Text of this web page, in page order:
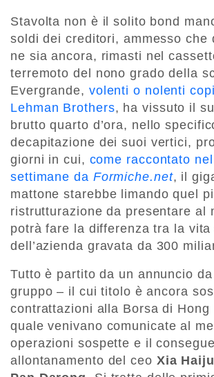
Stavolta non è il solito bond
soldi dei creditori, ammesso che
ne sia ancora, rimasti nel
terremoto del nono grado della
Evergrande, volenti o nolenti
Lehman Brothers, ha vissuto il
brutto quarto d’ora, nello
decapitazione dei suoi vertici,
giorni in cui, come raccontato
settimane da Formiche.net, il
mattone starebbe limando quel
ristrutturazione da presentare al
potrà fare la differenza tra la vita
dell’azienda gravata da 300
Tutto è partito da un annuncio da
gruppo – il cui titolo è ancora
contrattazioni alla Borsa di Hong
quale venivano comunicate al
operazioni sospette e il
allontanamento del ceo Xia